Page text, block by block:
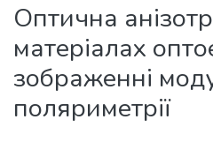
Оптична
матеріалах
зображенні
поляриметрії